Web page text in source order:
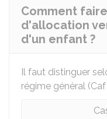
Comment
d'allocation
d'un enfant ?
Il faut distinguer
régime général